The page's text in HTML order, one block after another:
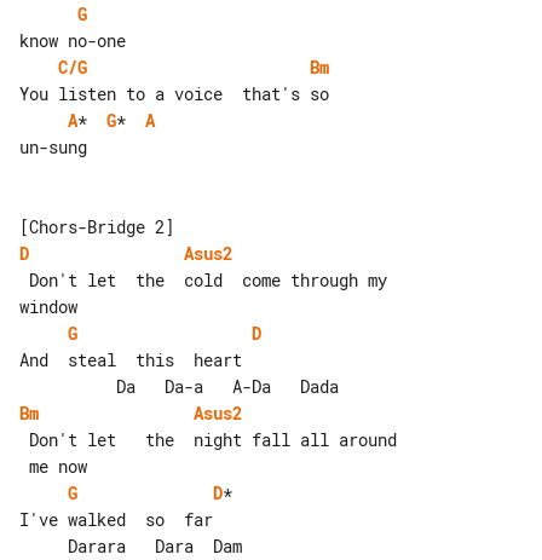
G
C/G
Bm
A* G* A
un-sung
D
Asus2
G
D
And  steal  this  heart
Bm
Asus2
G
D*
I've walked  so  far